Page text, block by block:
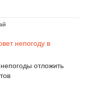
отложить